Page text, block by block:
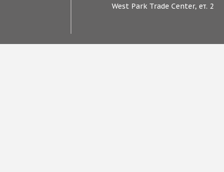
West Park Trade Center, ет. 2